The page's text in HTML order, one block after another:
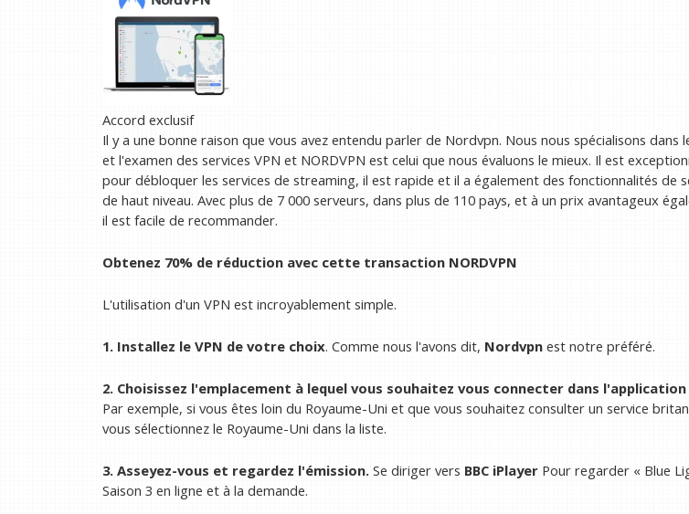
Accord exclusif
Il y a une bonne raison que vous avez entendu parler de Nordvpn. Nous nous spécialisons dans
et l'examen des services VPN et NORDVPN est celui que nous évaluons le mieux. Il est
pour débloquer les services de streaming, il est rapide et il a également des fonctionnalités de
de haut niveau. Avec plus de 7 000 serveurs, dans plus de 110 pays, et à un prix avantageux
il est facile de recommander.
Obtenez 70% de réduction avec cette transaction NORDVPN
L'utilisation d'un VPN est incroyablement simple.
1. Installez le VPN de votre choix. Comme nous l'avons dit, Nordvpn est notre préféré.
2. Choisissez l'emplacement à lequel vous souhaitez vous connecter dans l'application
Par exemple, si vous êtes loin du Royaume-Uni et que vous souhaitez consulter un service
vous sélectionnez le Royaume-Uni dans la liste.
3. Asseyez-vous et regardez l'émission. Se diriger vers BBC iPlayer Pour regarder « Blue
Saison 3 en ligne et à la demande.